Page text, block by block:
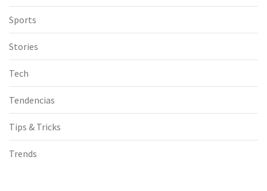
Sports
Stories
Tech
Tendencias
Tips & Tricks
Trends